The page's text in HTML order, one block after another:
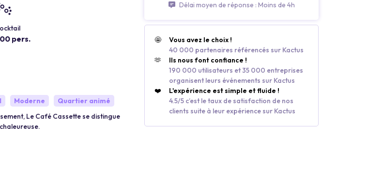
pers.
Moderne
Quartier animé
Le Café Cassette se distingue
Délai moyen de réponse : Moins de 4h
🤩
Vous avez le choix !
40 000 partenaires référencés sur Kactus
🫶
Ils nous font confiance !
190 000 utilisateurs et 35 000 entreprises
organisent leurs événements sur Kactus
❤️
L'expérience est simple et fluide !
4.5/5 c’est le taux de satisfaction de nos
clients suite à leur expérience sur Kactus